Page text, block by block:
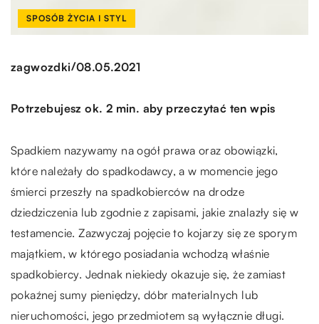
SPOSÓB ŻYCIA I STYL
zagwozdki/08.05.2021
Potrzebujesz ok. 2 min. aby przeczytać ten wpis
Spadkiem nazywamy na ogół prawa oraz obowiązki,
które należały do spadkodawcy, a w momencie jego
śmierci przeszły na spadkobierców na drodze
dziedziczenia lub zgodnie z zapisami, jakie znalazły się w
testamencie. Zazwyczaj pojęcie to kojarzy się ze sporym
majątkiem, w którego posiadania wchodzą właśnie
spadkobiercy. Jednak niekiedy okazuje się, że zamiast
pokaźnej sumy pieniędzy, dóbr materialnych lub
nieruchomości, jego przedmiotem są wyłącznie długi.